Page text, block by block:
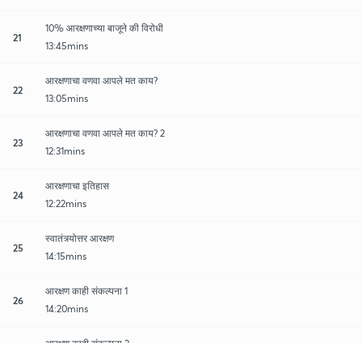
21
10% आरक्षणाच्या बाजूने की विरोधी
13:45mins
22
आरक्षणाचा वणवा आपले मत काय?
13:05mins
23
आरक्षणाचा वणवा आपले मत काय? 2
12:31mins
24
आरक्षणाचा इतिहास
12:22mins
25
स्वातंत्र्योत्तर आरक्षण
14:15mins
26
आरक्षण काही संकल्पना 1
14:20mins